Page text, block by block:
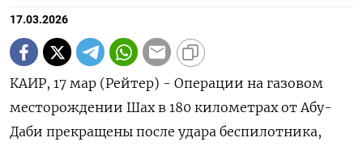
17.03.2026
КАИР, 17 мар (Рейтер) - Операции на газовом
месторождении Шах в 180 километрах ‌от Абу-
Даби прекращены после удара беспилотника,